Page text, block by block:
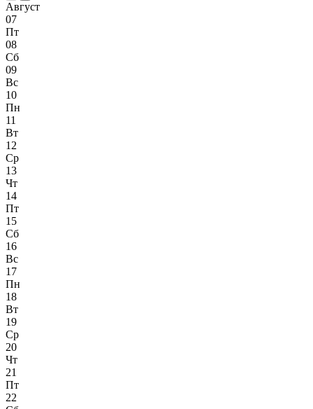
Август
07
Пт
08
Сб
09
Вс
10
Пн
11
Вт
12
Ср
13
Чт
14
Пт
15
Сб
16
Вс
17
Пн
18
Вт
19
Ср
20
Чт
21
Пт
22